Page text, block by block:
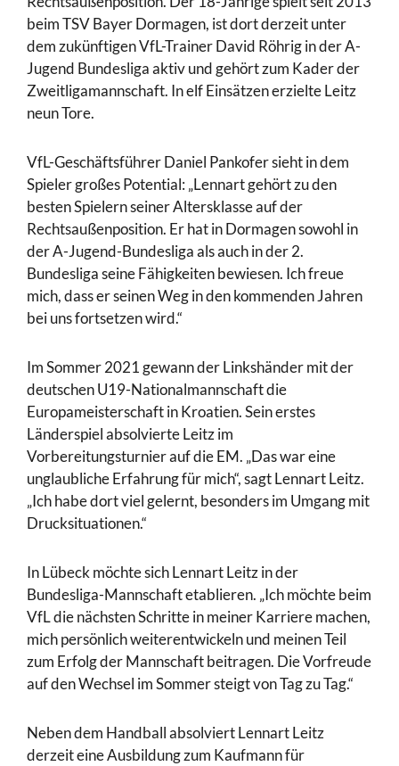
beim TSV Bayer Dormagen, ist dort derzeit unter
dem zukünftigen VfL-Trainer David Röhrig in der A-
Jugend Bundesliga aktiv und gehört zum Kader der
Zweitligamannschaft. In elf Einsätzen erzielte Leitz
neun Tore.
VfL-Geschäftsführer Daniel Pankofer sieht in dem
Spieler großes Potential: „Lennart gehört zu den
besten Spielern seiner Altersklasse auf der
Rechtsaußenposition. Er hat in Dormagen sowohl in
der A-Jugend-Bundesliga als auch in der 2.
Bundesliga seine Fähigkeiten bewiesen. Ich freue
mich, dass er seinen Weg in den kommenden Jahren
bei uns fortsetzen wird.“
Im Sommer 2021 gewann der Linkshänder mit der
deutschen U19-Nationalmannschaft die
Europameisterschaft in Kroatien. Sein erstes
Länderspiel absolvierte Leitz im
Vorbereitungsturnier auf die EM. „Das war eine
unglaubliche Erfahrung für mich“, sagt Lennart Leitz.
„Ich habe dort viel gelernt, besonders im Umgang mit
Drucksituationen.“
In Lübeck möchte sich Lennart Leitz in der
Bundesliga-Mannschaft etablieren. „Ich möchte beim
VfL die nächsten Schritte in meiner Karriere machen,
mich persönlich weiterentwickeln und meinen Teil
zum Erfolg der Mannschaft beitragen. Die Vorfreude
auf den Wechsel im Sommer steigt von Tag zu Tag.“
Neben dem Handball absolviert Lennart Leitz
derzeit eine Ausbildung zum Kaufmann für